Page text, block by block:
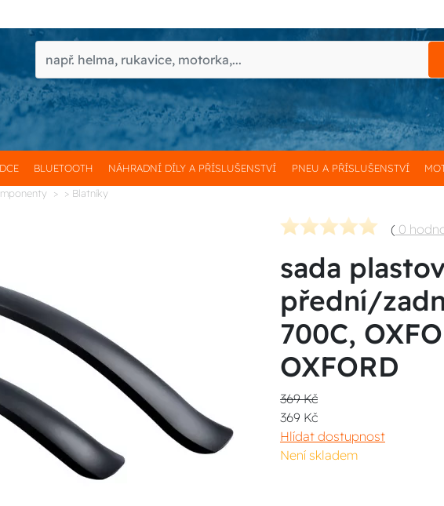
BLUETOOTH NÁHRADNÍ DÍLY A PŘÍSLUŠENSTVÍ PNEU A PŘÍSLUŠENSTVÍ
> Blatníky
( 0
sada
přední/
700C,
OXFORD
369 Kč
369 Kč
Hlídat dostupnost
Není skladem